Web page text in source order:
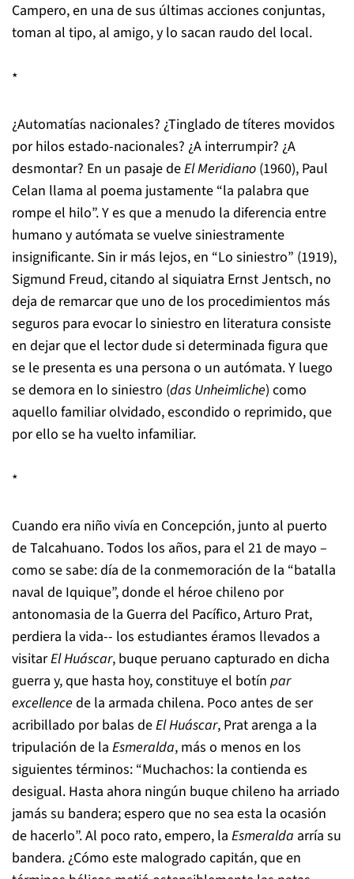
Campero, en una de sus últimas acciones conjuntas,
toman al tipo, al amigo, y lo sacan raudo del local.
*
¿Automatías nacionales? ¿Tinglado de títeres movidos
por hilos estado-nacionales? ¿A interrumpir? ¿A
desmontar? En un pasaje deEl Meridiano (1960), Paul
Celan llama al poema justamente “la palabra que
rompe el hilo”. Y es que a menudo la diferencia entre
humano y autómata se vuelve siniestramente
insignificante. Sin ir más lejos, en “Lo siniestro” (1919),
Sigmund Freud, citando al siquiatra Ernst Jentsch, no
deja de remarcar que uno de los procedimientos más
seguros para evocar lo siniestro en literatura consiste
en dejar que el lector dude si determinada figura que
se le presenta es una persona o un autómata. Y luego
se demora en lo siniestro (das Unheimliche) como
aquello familiar olvidado, escondido o reprimido, que
por ello se ha vuelto infamiliar.
*
Cuando era niño vivía en Concepción, junto al puerto
de Talcahuano. Todos los años, para el 21 de mayo –
como se sabe: día de la conmemoración de la “batalla
naval de Iquique”, donde el héroe chileno por
antonomasia de la Guerra del Pacífico, Arturo Prat,
perdiera la vida-- los estudiantes éramos llevados a
visitarEl Huáscar, buque peruano capturado en dicha
guerra y, que hasta hoy, constituye el botín par
excellence de la armada chilena. Poco antes de ser
acribillado por balas deEl Huáscar, Prat arenga a la
tripulación de la Esmeralda, más o menos en los
siguientes términos: “Muchachos: la contienda es
desigual. Hasta ahora ningún buque chileno ha arriado
jamás su bandera; espero que no sea esta la ocasión
de hacerlo”. Al poco rato, empero, la Esmeralda arría su
bandera. ¿Cómo este malogrado capitán, que en